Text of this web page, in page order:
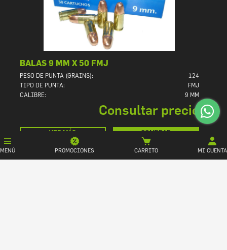
MENÚ PROMOCIONES CARRITO MI CUENTA
BALAS 9 MM X 50 FMJ
PESO DE PUNTA (GRAINS):
124
TIPO DE PUNTA:
FMJ
CALIBRE:
9 MM
Consultar precio
VER MÁS COMPRAR